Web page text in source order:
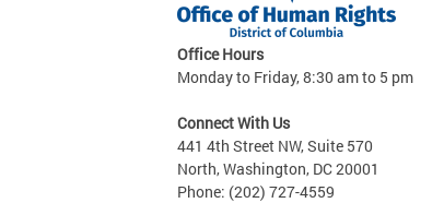
Office Hours
Monday to Friday, 8:30 am to 5 pm
Connect With Us
441 4th Street NW, Suite 570
North, Washington, DC 20001
Phone: (202) 727-4559